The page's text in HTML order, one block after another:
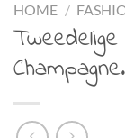
HOME /
Champagne.